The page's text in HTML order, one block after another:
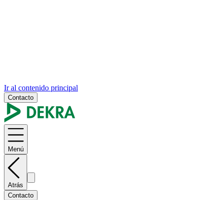
Ir al contenido principal
Contacto
Menú
Atrás
Contacto